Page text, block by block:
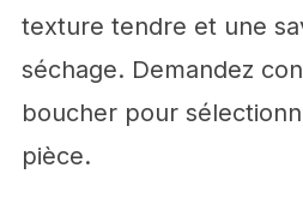
texture tendre et une
séchage. Demandez
boucher pour
pièce.